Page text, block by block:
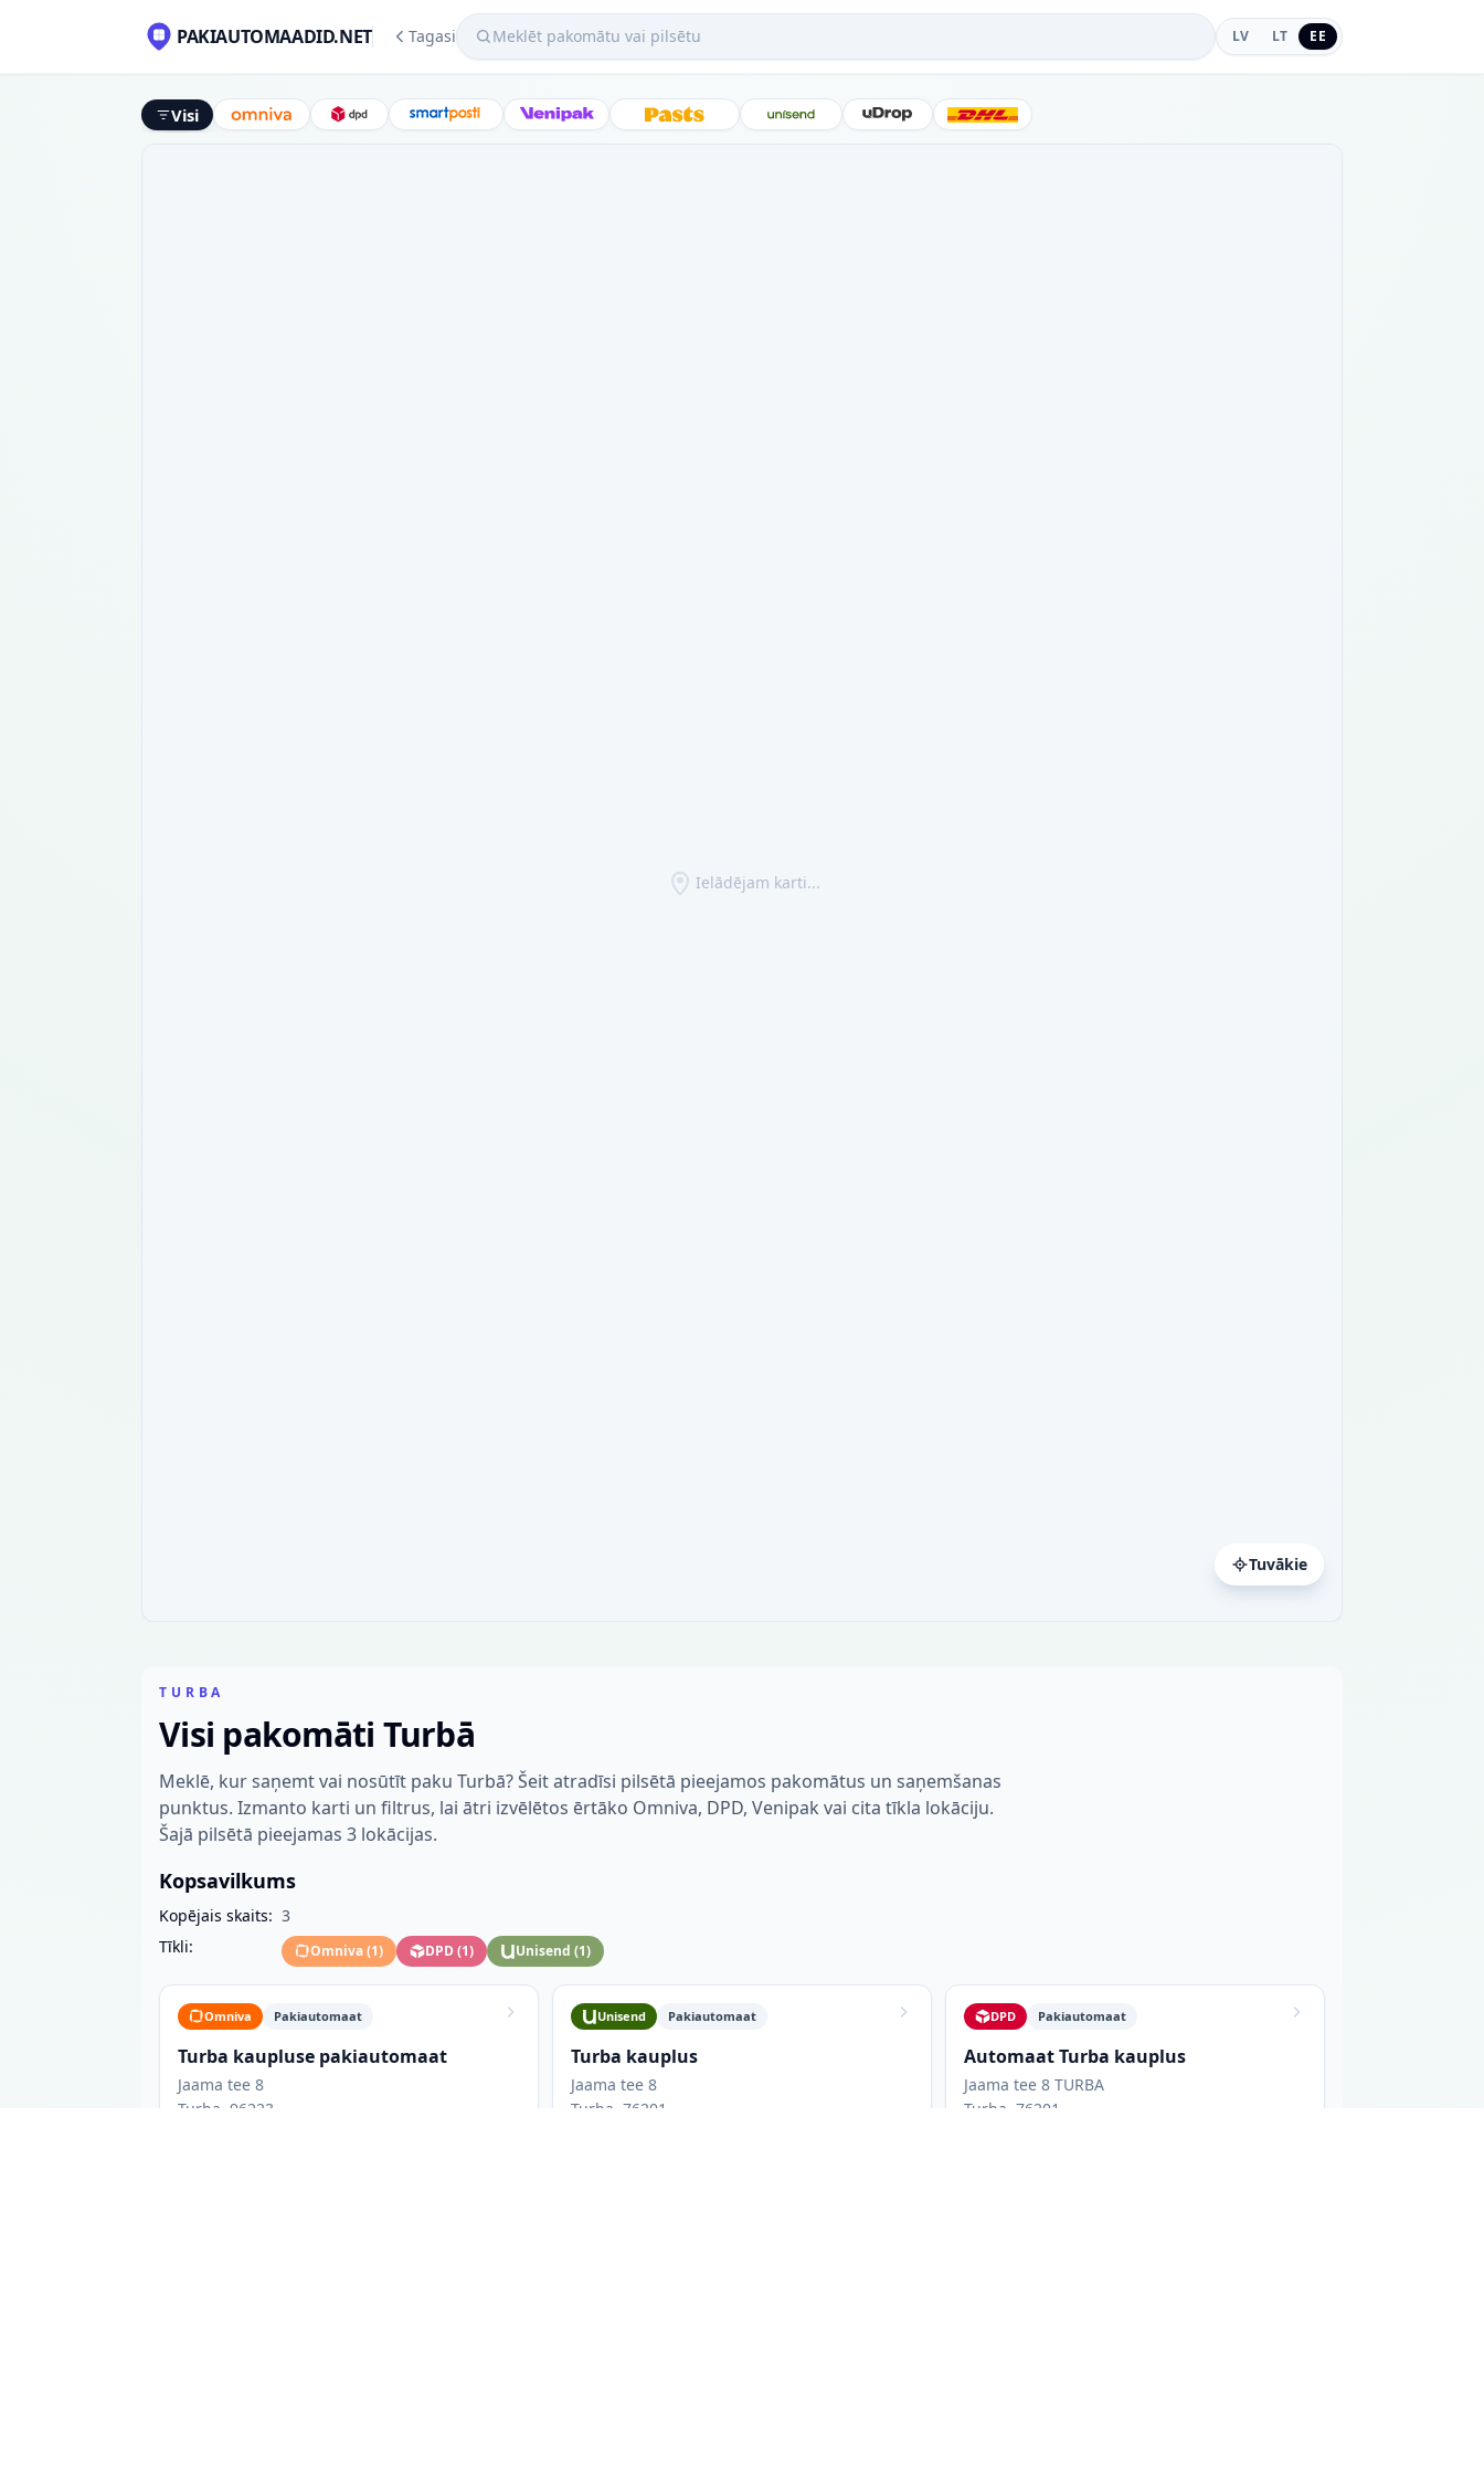
PAKIAUTOMAADID.NET TagasiMeklēt pakomātu vai pilsētu LV LT EE
Visi Omniva DPD SmartPosti Venipak Latvijas Pasts Unisend uDrop DHL
Ielādējam karti...
Tuvākie
TURBA
Visi pakomāti Turbā
Meklē, kur saņemt vai nosūtīt paku Turbā? Šeit atradīsi pilsētā pieejamos pakomātus un saņemšanas
punktus. Izmanto karti un filtrus, lai ātri izvēlētos ērtāko Omniva, DPD, Venipak vai cita tīkla lokāciju.
Šajā pilsētā pieejamas 3 lokācijas.
Kopsavilkums
Kopējais skaits: 3
Tīkli:
Omniva(1) DPD(1) Unisend (1)
Omniva Pakiautomaat
Turba kaupluse pakiautomaat
Jaama tee 8
Turba, 96223
Unisend Pakiautomaat
Turba kauplus
Jaama tee 8
Turba, 76201
DPD Pakiautomaat
Automaat Turba kauplus
Jaama tee 8 TURBA
Turba, 76201